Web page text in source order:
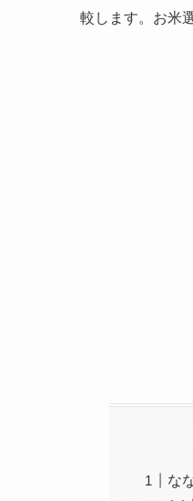
較します。お米
な